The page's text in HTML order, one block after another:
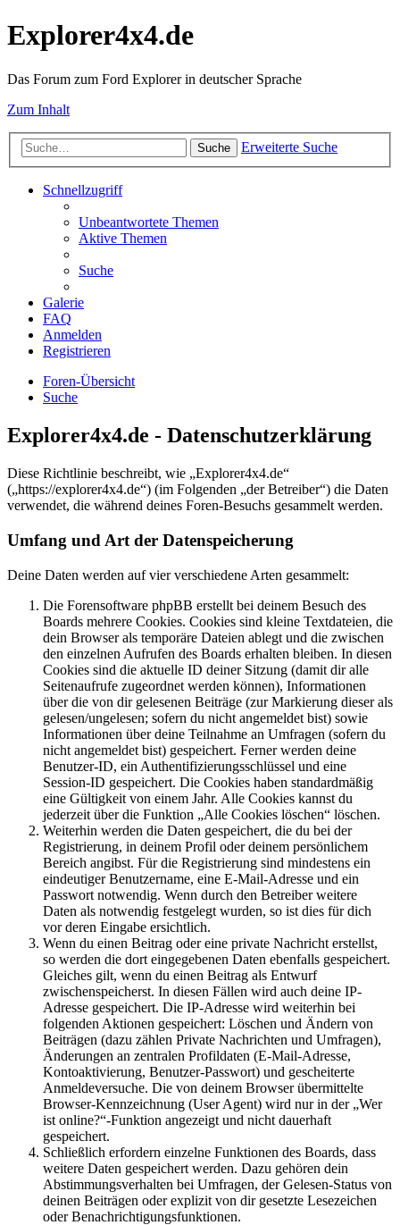
Explorer4x4.de
Das Forum zum Ford Explorer in deutscher Sprache
Zum Inhalt
Suche Erweiterte Suche
Schnellzugriff
Unbeantwortete Themen
Aktive Themen
Suche
Galerie
FAQ
Anmelden
Registrieren
Foren-Übersicht
Suche
Explorer4x4.de - Datenschutzerklärung
Diese Richtlinie beschreibt, wie „Explorer4x4.de“
(„https://explorer4x4.de“) (im Folgenden „der Betreiber“) die Daten
verwendet, die während deines Foren-Besuchs gesammelt werden.
Umfang und Art der Datenspeicherung
Deine Daten werden auf vier verschiedene Arten gesammelt:
Die Forensoftware phpBB erstellt bei deinem Besuch des
Boards mehrere Cookies. Cookies sind kleine Textdateien, die
dein Browser als temporäre Dateien ablegt und die zwischen
den einzelnen Aufrufen des Boards erhalten bleiben. In diesen
Cookies sind die aktuelle ID deiner Sitzung (damit dir alle
Seitenaufrufe zugeordnet werden können), Informationen
über die von dir gelesenen Beiträge (zur Markierung dieser als
gelesen/ungelesen; sofern du nicht angemeldet bist) sowie
Informationen über deine Teilnahme an Umfragen (sofern du
nicht angemeldet bist) gespeichert. Ferner werden deine
Benutzer-ID, ein Authentifizierungsschlüssel und eine
Session-ID gespeichert. Die Cookies haben standardmäßig
eine Gültigkeit von einem Jahr. Alle Cookies kannst du
jederzeit über die Funktion „Alle Cookies löschen“ löschen.
Weiterhin werden die Daten gespeichert, die du bei der
Registrierung, in deinem Profil oder deinem persönlichem
Bereich angibst. Für die Registrierung sind mindestens ein
eindeutiger Benutzername, eine E-Mail-Adresse und ein
Passwort notwendig. Wenn durch den Betreiber weitere
Daten als notwendig festgelegt wurden, so ist dies für dich
vor deren Eingabe ersichtlich.
Wenn du einen Beitrag oder eine private Nachricht erstellst,
so werden die dort eingegebenen Daten ebenfalls gespeichert.
Gleiches gilt, wenn du einen Beitrag als Entwurf
zwischenspeicherst. In diesen Fällen wird auch deine IP-
Adresse gespeichert. Die IP-Adresse wird weiterhin bei
folgenden Aktionen gespeichert: Löschen und Ändern von
Beiträgen (dazu zählen Private Nachrichten und Umfragen),
Änderungen an zentralen Profildaten (E-Mail-Adresse,
Kontoaktivierung, Benutzer-Passwort) und gescheiterte
Anmeldeversuche. Die von deinem Browser übermittelte
Browser-Kennzeichnung (User Agent) wird nur in der „Wer
ist online?“-Funktion angezeigt und nicht dauerhaft
gespeichert.
Schließlich erfordern einzelne Funktionen des Boards, dass
weitere Daten gespeichert werden. Dazu gehören dein
Abstimmungsverhalten bei Umfragen, der Gelesen-Status von
deinen Beiträgen oder explizit von dir gesetzte Lesezeichen
oder Benachrichtigungsfunktionen.